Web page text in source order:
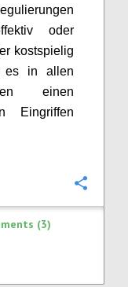
oder
kostspielig
es in allen
einen
Eingriffen
(3)